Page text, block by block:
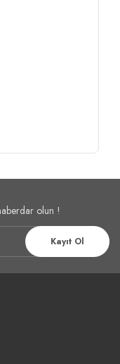
olun !
Kayıt Ol